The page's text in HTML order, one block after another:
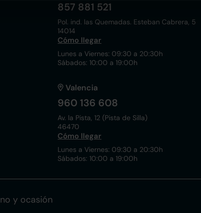
857 881 521
Pol. ind. las Quemadas. Esteban Cabrera, 5
14014
Cómo llegar
Lunes a Viernes: 09:30 a 20:30h
Sábados: 10:00 a 19:00h
Valencia
960 136 608
Av. la Pista, 12 (Pista de Silla)
46470
Cómo llegar
Lunes a Viernes: 09:30 a 20:30h
Sábados: 10:00 a 19:00h
y ocasión